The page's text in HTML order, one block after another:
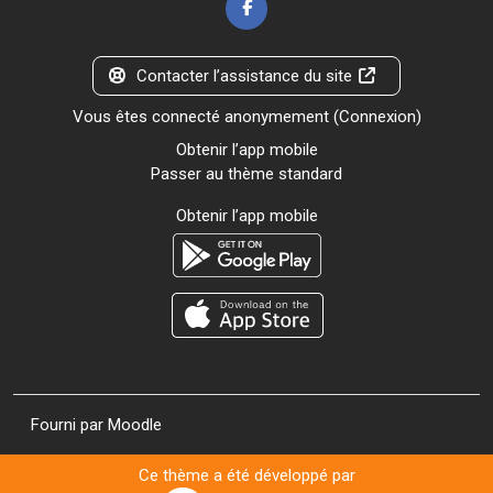
Contacter l’assistance du site
Vous êtes connecté anonymement (Connexion)
Obtenir l’app mobile
Passer au thème standard
Obtenir l’app mobile
Fourni par Moodle
Ce thème a été développé par